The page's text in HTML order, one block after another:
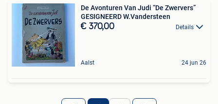
De Avonturen Van Judi “De Zwervers”
GESIGNEERD W.Vandersteen
€ 370,00 Details
Aalst 24 jun 26